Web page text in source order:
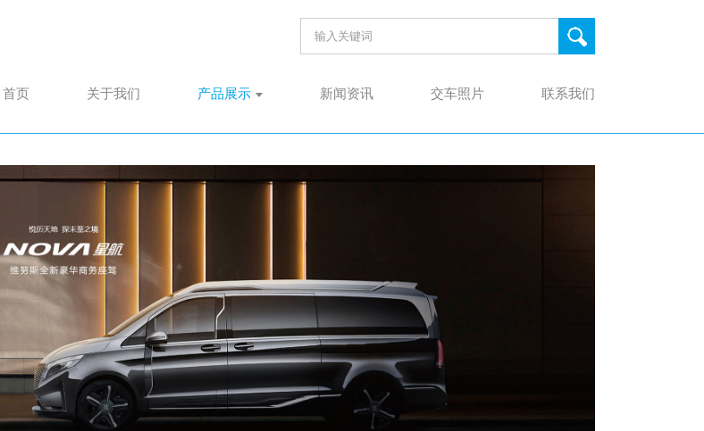
首页 关于我们 产品展示 新闻资讯 交车照片 联系我们